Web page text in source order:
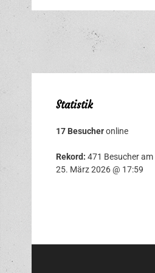
Statistik
17 Besucheronline
Rekord: 471 Besucher am
25. März 2026 @ 17:59